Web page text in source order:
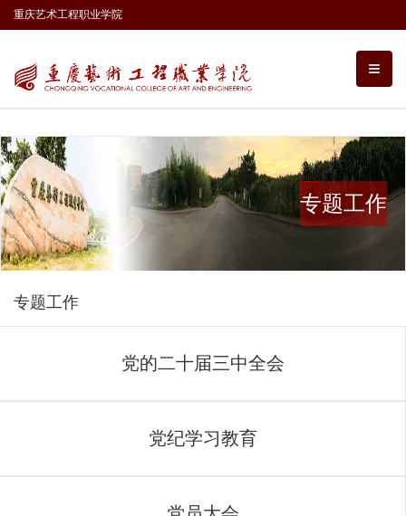
重庆艺术工程职业学院
专题工作
专题工作
党的二十届三中全会
党纪学习教育